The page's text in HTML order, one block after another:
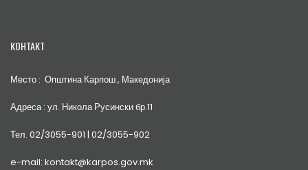
КОНТАКТ
Место : Општина Карпош , Македонија
Адреса : ул. Никола Русински бр.11
Тел. 02/3055-901 | 02/3055-902
e-mail: kontakt@karpos.gov.mk